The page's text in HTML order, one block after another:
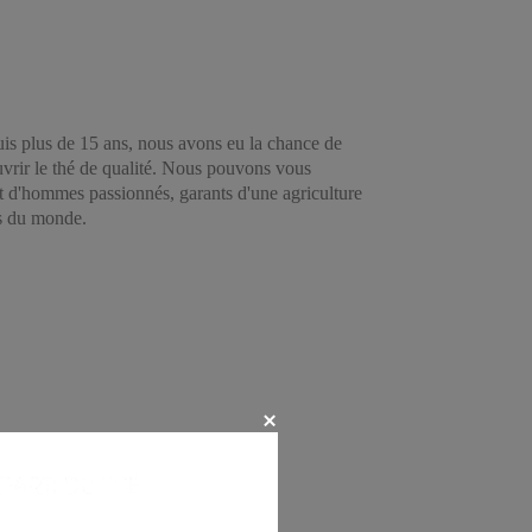
plus de 15 ans, nous avons eu la chance de
le thé de qualité. Nous pouvons vous
passionnés, garants d'une agriculture
du monde.